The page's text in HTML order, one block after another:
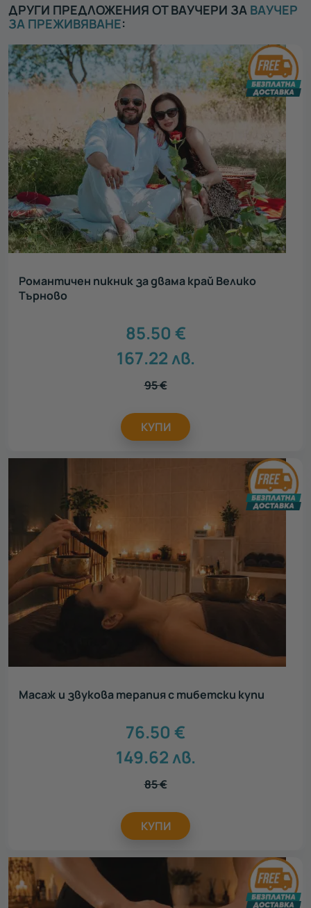
ДРУГИ ПРЕДЛОЖЕНИЯ ОТ ВАУЧЕРИ ЗА ВАУЧЕР
ЗА ПРЕЖИВЯВАНЕ:
Романтичен пикник за двама край Велико
Търново
85.50 €
167.22лв.
95€
КУПИ
Масаж и звукова терапия с тибетски купи
76.50 €
149.62лв.
85€
КУПИ